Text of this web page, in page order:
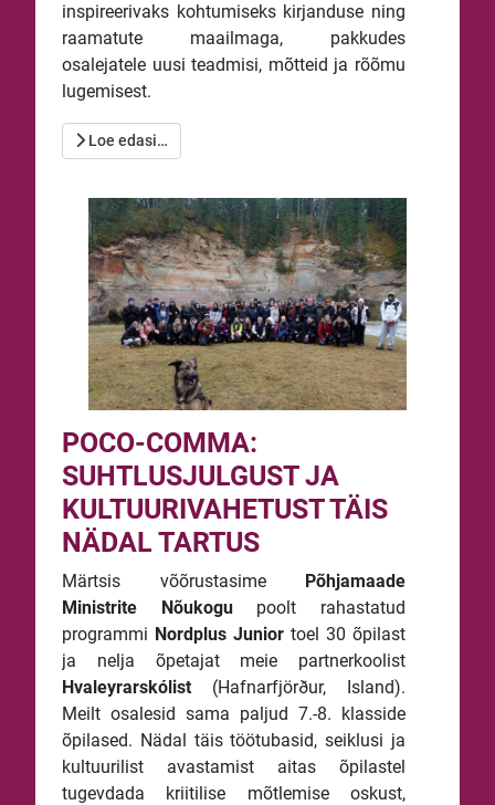
inspireerivaks kohtumiseks kirjanduse ning
raamatute maailmaga, pakkudes
osalejatele uusi teadmisi, mõtteid ja rõõmu
lugemisest.
Loe edasi…
POCO-COMMA:
SUHTLUSJULGUST JA
KULTUURIVAHETUST TÄIS
NÄDAL TARTUS
Märtsis võõrustasime Põhjamaade
Ministrite Nõukogupoolt rahastatud
programmi Nordplus Junior toel 30 õpilast
ja nelja õpetajat meie partnerkoolist
Hvaleyrarskólist (Hafnarfjörður, Island).
Meilt osalesid sama paljud 7.-8. klasside
õpilased. Nädal täis töötubasid, seiklusi ja
kultuurilist avastamist aitas õpilastel
tugevdada kriitilise mõtlemise oskust,